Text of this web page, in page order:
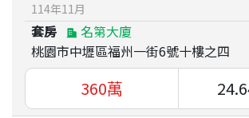
114年11月
套房
名第大廈
桃園市中壢區福州一街6號十樓之四
360萬